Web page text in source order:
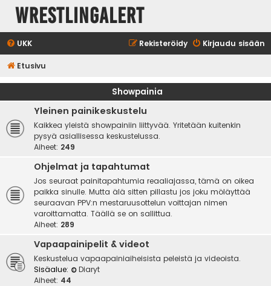
WrestlingAlert
UKK Kirjaudu sisään
Rekisteröidy
Etusivu
Showpainia
Yleinen painikeskustelu
Kaikkea yleistä showpainiin liittyvää. Yritetään kuitenkin
pysyä asiallisessa keskustelussa.
Aiheet: 249
Ohjelmat ja tapahtumat
Jos seuraat painitapahtumia reaaliajassa, tämä on oikea
paikka sinulle. Mutta älä sitten pillastu jos joku möläyttää
seuraavan PPV:n mestaruusottelun voittajan nimen
varoittamatta. Täällä se on sallittua.
Aiheet: 289
Vapaapainipelit & videot
Keskustelua vapaapainiaiheisista peleistä ja videoista.
Sisäalue:
Diaryt
Aiheet: 44